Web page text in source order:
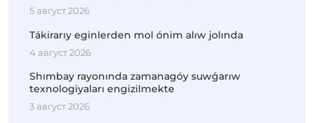
5 август 2026
Tákirarıy eginlerden mol ónim alıw jolında
4 август 2026
Shımbay rayonında zamanagóy suwǵarıw
texnologiyaları engizilmekte
3 август 2026